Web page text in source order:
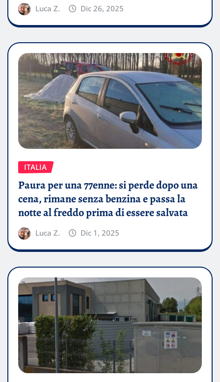
Luca Z. Dic 26, 2025
ITALIA
Paura per una 77enne: si perde dopo una
cena, rimane senza benzina e passa la
notte al freddo prima di essere salvata
Luca Z. Dic 1, 2025